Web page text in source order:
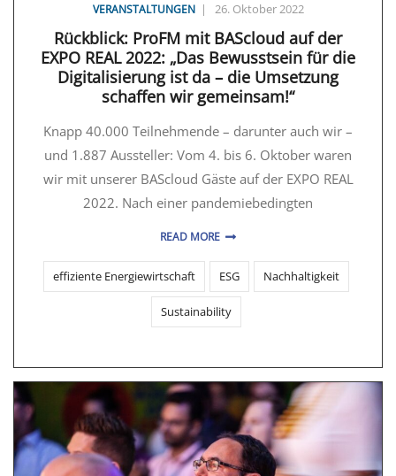
VERANSTALTUNGEN| 26. Oktober 2022
Rückblick: ProFM mit BAScloud auf der
EXPO REAL 2022: „Das Bewusstsein für die
Digitalisierung ist da – die Umsetzung
schaffen wir gemeinsam!“
Knapp 40.000 Teilnehmende – darunter auch wir –
und 1.887 Aussteller: Vom 4. bis 6. Oktober waren
wir mit unserer BAScloud Gäste auf der EXPO REAL
2022. Nach einer pandemiebedingten
READ MORE
effiziente Energiewirtschaft ESG Nachhaltigkeit
Sustainability